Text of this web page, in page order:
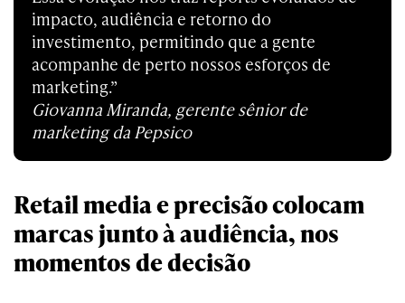
impacto, audiência e retorno do
investimento, permitindo que a gente
acompanhe de perto nossos esforços de
marketing.”
Giovanna Miranda, gerente sênior de
marketing da Pepsico
Retail media e precisão colocam
marcas junto à audiência, nos
momentos de decisão